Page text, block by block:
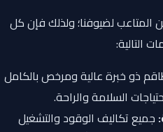
المتاعب لضيوفنا؛ ولذلك فإن كل
ذو خبرة عالية ومرخص بالكامل
السلامة والراحة.
جميع تكاليف الوقود والتشغيل